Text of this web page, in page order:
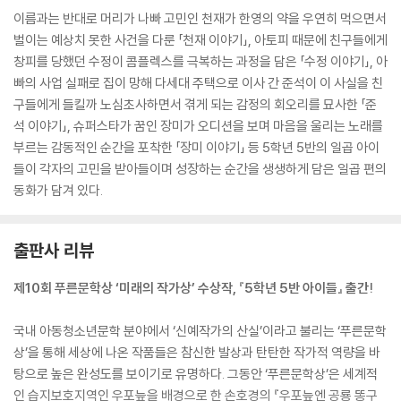
다 외웠다. 이건 꿈이 아니라 현실이다. 신약은 있었다.
“머리가 좋아지는 것 같아.”
흥분해서 한영이에게 말하자 그 애는 어깨를 들썩이며 웃었다.
시험지를 받는 순간 머리가 텅 빈 것처럼 하얘졌다.
수학 학원에서 수없이 연습한 문제들인데 하나도 생각나지 않았다. 풀어도
풀어도 이상하게 답이 나오지 않았다. 10분이 지나고 20분이 지났는데도
나는 아직 1번 문제를 풀고 있었다.
시험지에 쓰여 있는 숫자들이 자기들 마음대로 움직이기 시작했다.
어젯밤에 꾸었던 꿈이 생각났다. 요즘 들어 매일같이 똑같은 꿈을 꾸었다.
나를 마구 찔렀다. 숫자 8은 내 두 손을 꽁꽁 묶은 채 꼼짝 못하게 했다. 숫
때로는 숫자가 산더미처럼 쌓인 성에 갇혀 옴짝달싹 못하는 꿈을 꾸기도
했다. 유치원생도 아닌데 왜 자꾸 그런 꿈을 꾸는지 모르겠다.
“미래야, 이번엔 꼭 대상 타야 해. 알았지?”
귓가에 엄마의 목소리가 들려왔다.
이름과는 반대로 머리가 나빠 고민인 천재가 한영의 약을 우연히 먹으면서
벌이는 예상치 못한 사건을 다룬 「천재 이야기」, 아토피 때문에 친구들에게
창피를 당했던 수정이 콤플렉스를 극복하는 과정을 담은 「수정 이야기」, 아
빠의 사업 실패로 집이 망해 다세대 주택으로 이사 간 준석이 이 사실을 친
구들에게 들킬까 노심초사하면서 겪게 되는 감정의 회오리를 묘사한 「준
석 이야기」, 슈퍼스타가 꿈인 장미가 오디션을 보며 마음을 울리는 노래를
부르는 감동적인 순간을 포착한 「장미 이야기」 등 5학년 5반의 일곱 아이
들이 각자의 고민을 받아들이며 성장하는 순간을 생생하게 담은 일곱 편의
동화가 담겨 있다.
출판사 리뷰
제10회 푸른문학상 ‘미래의 작가상’ 수상작, 『5학년 5반 아이들』 출간!
국내 아동청소년문학 분야에서 ‘신예작가의 산실’이라고 불리는 ‘푸른문학
상’을 통해 세상에 나온 작품들은 참신한 발상과 탄탄한 작가적 역량을 바
탕으로 높은 완성도를 보이기로 유명하다. 그동안 ‘푸른문학상’은 세계적
인 습지보호지역인 우포늪을 배경으로 한 손호경의 『우포늪엔 공룡 똥구